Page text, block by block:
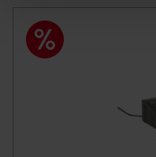
der anschließenden
nachfolgend
ausgewählten
Cookies nach Zweck
den Button „Ablehnen
können die